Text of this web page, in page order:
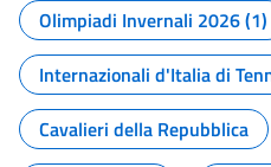
Olimpiadi Invernali 2026 (1)
Internazionali d'Italia di
Cavalieri della Repubblica